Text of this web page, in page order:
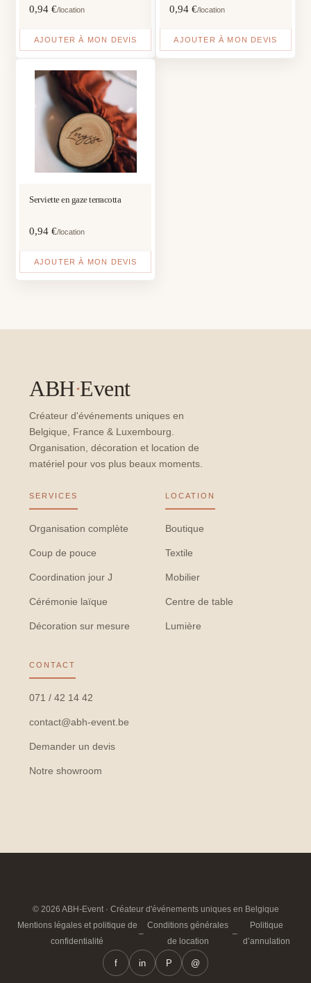
0,94€/location
AJOUTER À MON DEVIS
0,94 €/location
AJOUTER À MON DEVIS
Serviette en gaze terracotta
0,94€/location
AJOUTER À MON DEVIS
ABH·Event
Créateur d'événements uniques en
Belgique, France & Luxembourg.
Organisation, décoration et location de
matériel pour vos plus beaux moments.
SERVICES
Organisation complète
Coup de pouce
Coordination jour J
Cérémonie laïque
Décoration sur mesure
LOCATION
Boutique
Textile
Mobilier
Centre de table
Lumière
CONTACT
071 / 42 14 42
contact@abh-event.be
Demander un devis
Notre showroom
© 2026 ABH-Event · Créateur d'événements uniques en Belgique
Mentions légales et politique de
confidentialité
–
Conditions générales
de location
–
Politique
d’annulation
f in P @